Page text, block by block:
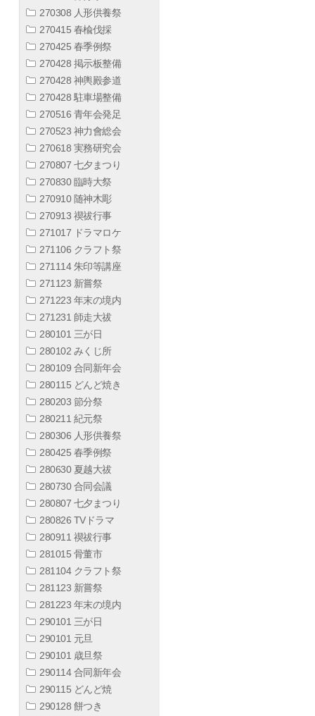
270308 人形供養祭
270415 春楡伐採
270425 春季例祭
270428 掲示板整備
270428 神輿殿参道
270428 駐車場整備
270516 青年会発足
270523 神力會総会
270618 実務研究会
270807 七夕まつり
270830 臨時大祭
270910 随神木彫
270913 禊祓行事
271017 ドラマロケ
271106 クラフト祭
271114 朱印等講座
271123 新嘗祭
271223 年末の境内
271231 師走大祓
280101 三が日
280102 みくじ所
280109 合同新年会
280115 どんど焼き
280203 節分祭
280211 紀元祭
280306 人形供養祭
280425 春季例祭
280630 夏越大祓
280730 合同会議
280807 七夕まつり
280826 TVドラマ
280911 禊祓行事
281015 骨董市
281104 クラフト祭
281123 新嘗祭
281223 年末の境内
290101 三が日
290101 元旦
290101 歳旦祭
290114 合同新年会
290115 どんど焼
290128 餅つき